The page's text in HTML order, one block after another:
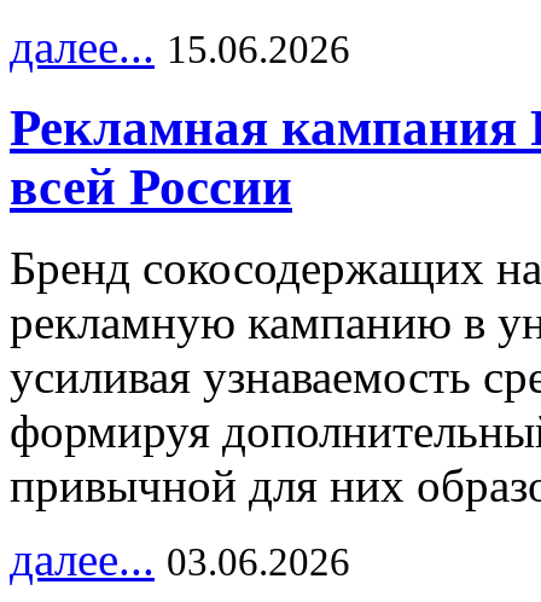
далее... 15.06.2026
Рекламная
всей России
Бренд сокосодержащих
рекламную кампанию в
усиливая узнаваемость
формируя
привычной для них
далее... 03.06.2026